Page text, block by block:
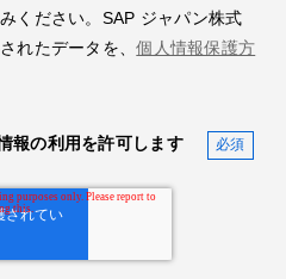
ください。SAP ジャパン株式
れたデータを、個人情報保護方
報の利用を許可します